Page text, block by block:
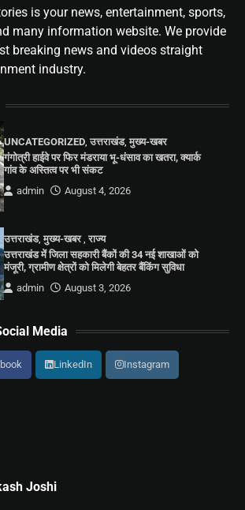
is your news, entertainment, sports,
many information website. We provide
breaking news and videos straight
industry.
UNCATEGORIZED ,उत्तराखंड,मुख्य-खबर
गंगोत्री हाईवे पर फिर मंडराया भू-धंसाव का खतरा, क्यार्क
गांव के अस्तित्व पर भी संकट
admin
August 4, 2026
उत्तराखंड,मुख्य-खबर,राज्य
उत्तराखंड में जिला सहकारी बैंकों की 34 नई शाखाओं को
मंजूरी, ग्रामीण क्षेत्रों को मिलेगी बेहतर बैंकिंग सुविधा
admin
August 3, 2026
Media
LinkedIn Instagram
Joshi